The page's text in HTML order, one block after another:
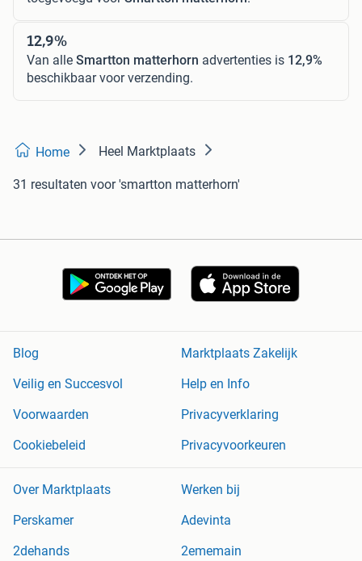
12,9%
Van alle Smartton matterhorn advertenties is 12,9%
beschikbaar voor verzending.
Home Heel Marktplaats
31 resultaten voor 'smartton matterhorn'
Blog
Marktplaats Zakelijk
Veilig en Succesvol
Help en Info
Voorwaarden
Privacyverklaring
Cookiebeleid
Privacyvoorkeuren
Over Marktplaats
Werken bij
Perskamer
Adevinta
2dehands
2ememain